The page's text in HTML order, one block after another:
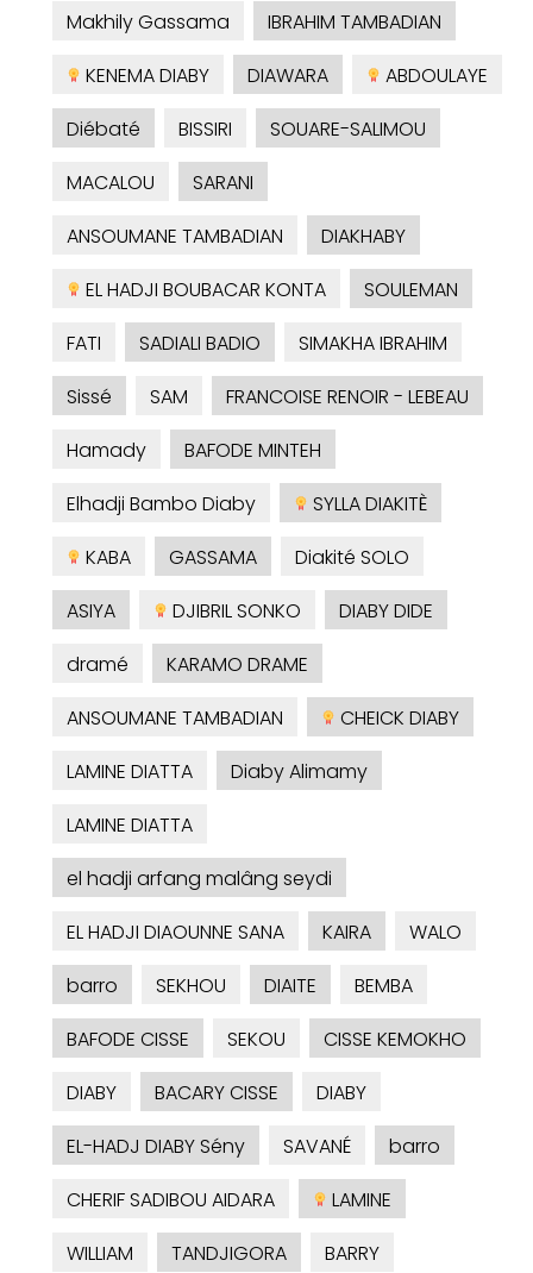
Makhily Gassama
IBRAHIM TAMBADIAN
KENEMA DIABY
DIAWARA
ABDOULAYE
Diébaté
BISSIRI
SOUARE-SALIMOU
MACALOU
SARANI
ANSOUMANE TAMBADIAN
DIAKHABY
EL HADJI BOUBACAR KONTA
SOULEMAN
FATI
SADIALI BADIO
SIMAKHA IBRAHIM
Sissé
SAM
FRANCOISE RENOIR - LEBEAU
Hamady
BAFODE MINTEH
Elhadji Bambo Diaby
SYLLA DIAKITÈ
KABA
GASSAMA
Diakité SOLO
ASIYA
DJIBRIL SONKO
DIABY DIDE
dramé
KARAMO DRAME
ANSOUMANE TAMBADIAN
CHEICK DIABY
LAMINE DIATTA
Diaby Alimamy
LAMINE DIATTA
el hadji arfang malâng seydi
EL HADJI DIAOUNNE SANA
KAIRA
WALO
barro
SEKHOU DIAITE
BEMBA
BAFODE CISSE
SEKOU
CISSE KEMOKHO
DIABY
BACARY CISSE
DIABY
EL-HADJ DIABY Sény
SAVANÉ
barro
CHERIF SADIBOU AIDARA
LAMINE
WILLIAM
TANDJIGORA
BARRY